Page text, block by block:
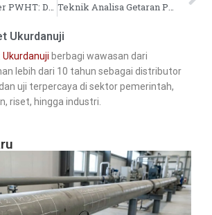
Vibration Meter PWHT: Deteksi Dini Distorsi & Retak Mikro Teknik Analisa Getaran PSV: Deteksi Dini Kerusakan & Bocor
Ukurdanuji
Ukurdanuji berbagi wawasan dari
lebih dari 10 tahun sebagai distributor
uji terpercaya di sektor pemerintah,
riset, hingga industri.